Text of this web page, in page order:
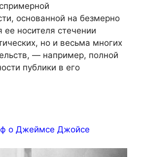
основанной на безмерно
ее носителя стечении
но и весьма многих
— например, полной
публики в его
о Джеймсе Джойсе